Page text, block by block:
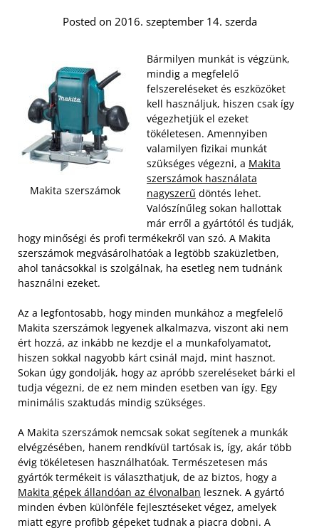
Posted on 2016. szeptember 14. szerda
Makita szerszámok
Bármilyen munkát is végzünk,
mindig a megfelelő
felszereléseket és eszközöket
kell használjuk, hiszen csak így
végezhetjük el ezeket
tökéletesen. Amennyiben
valamilyen fizikai munkát
szükséges végezni, a Makita
szerszámok használata
nagyszerű döntés lehet.
Valószínűleg sokan hallottak
már erről a gyártótól és tudják,
hogy minőségi és profi termékekről van szó. A Makita
szerszámok megvásárolhatóak a legtöbb szaküzletben,
ahol tanácsokkal is szolgálnak, ha esetleg nem tudnánk
használni ezeket.
Az a legfontosabb, hogy minden munkához a megfelelő
Makita szerszámok legyenek alkalmazva, viszont aki nem
ért hozzá, az inkább ne kezdje el a munkafolyamatot,
hiszen sokkal nagyobb kárt csinál majd, mint hasznot.
Sokan úgy gondolják, hogy az apróbb szereléseket bárki el
tudja végezni, de ez nem minden esetben van így. Egy
minimális szaktudás mindig szükséges.
A Makita szerszámok nemcsak sokat segítenek a munkák
elvégzésében, hanem rendkívül tartósak is, így, akár több
évig tökéletesen használhatóak. Természetesen más
gyártók termékeit is választhatjuk, de az biztos, hogy a
Makita gépek állandóan az élvonalban lesznek. A gyártó
minden évben különféle fejlesztéseket végez, amelyek
miatt egyre profibb gépeket tudnak a piacra dobni. A